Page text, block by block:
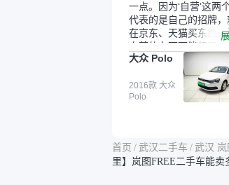
一点。因为‘自营’这两
代表的是自己的招牌，
在京东、天猫买东西一
自营的东西可能都要好
点。就是这种刻板印象
一开始买二手车的时
确实有担心过事故车、
车这些问题。瓜子的
况。我拿到你们的信息
后，自己又在线上去
大众 Polo
2016款 大众
Polo
首页 / 武汉二手车 / 武汉 岚
里】岚图FREE二手车能卖